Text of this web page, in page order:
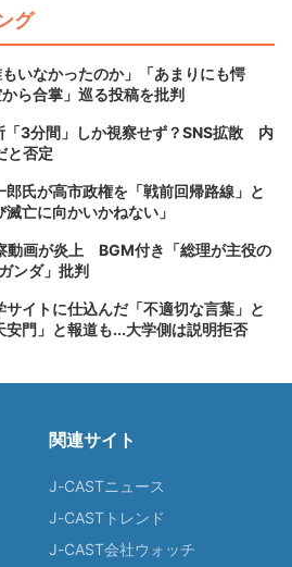
グ
いなかったのか」「あまりにも愕
ら合掌」巡る投稿を批判
「3分間」しか視察せず？SNS拡散 内
と否定
郎氏が高市政権を「戦前回帰路線」と
亡に向かいかねない」
動画が炎上 BGM付き「総理が主役の
ンダ」批判
イトに仕込んだ「不適切な言葉」と
門」と報道も...大学側は説明拒否
関連サイト
J-CASTニュース
J-CASTトレンド
J-CAST会社ウォッチ